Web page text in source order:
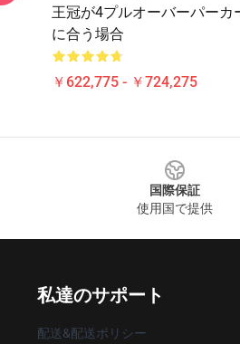
王冠が4プルオーバーパーカ
に合う場合
￥622,775 - ￥724,275
国際保証
使用国で提供
私達のサポート
配送&配送ポリシー